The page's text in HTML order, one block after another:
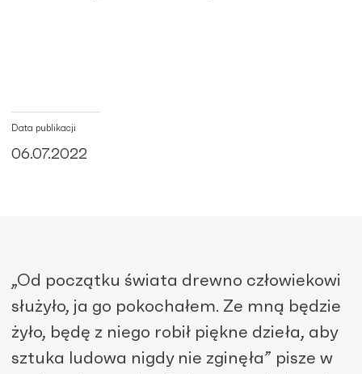
Data publikacji
06.07.2022
„Od początku świata drewno człowiekowi
służyło, ja go pokochałem. Ze mną będzie
żyło, będę z niego robił piękne dzieła, aby
sztuka ludowa nigdy nie zginęła” pisze w